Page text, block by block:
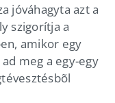
jóváhagyta azt a
szigorítja a
amikor egy
meg a egy-egy